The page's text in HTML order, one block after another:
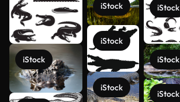
iStock
iStock
iStock
iStock
iStock
iStock
iStock